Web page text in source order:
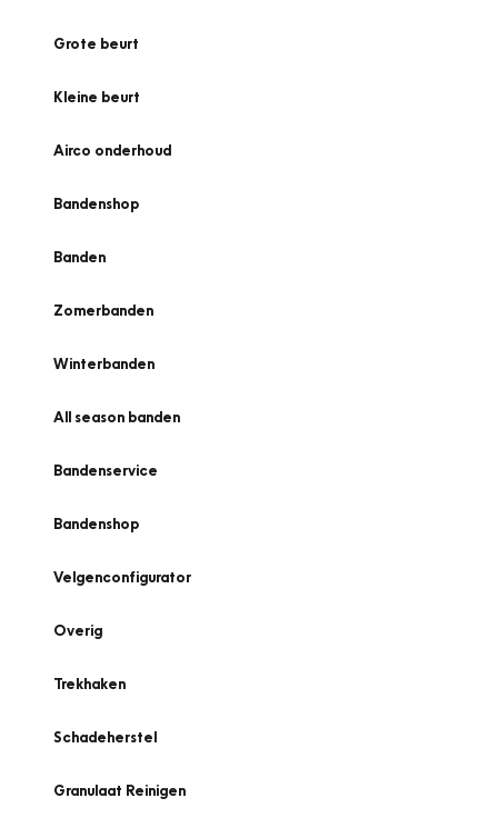
Grote beurt
Kleine beurt
Airco onderhoud
Bandenshop
Banden
Zomerbanden
Winterbanden
All season banden
Bandenservice
Bandenshop
Velgenconfigurator
Overig
Trekhaken
Schadeherstel
Granulaat Reinigen